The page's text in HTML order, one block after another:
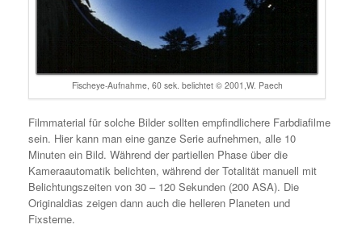
Fischeye-Aufnahme, 60 sek. belichtet © 2001,W. Paech
Filmmaterial für solche Bilder sollten empfindlichere Farbdiafilme
sein. Hier kann man eine ganze Serie aufnehmen, alle 10
Minuten ein Bild. Während der partiellen Phase über die
Kameraautomatik belichten, während der Totalität manuell mit
Belichtungszeiten von 30 – 120 Sekunden (200 ASA). Die
Originaldias zeigen dann auch die helleren Planeten und
Fixsterne.